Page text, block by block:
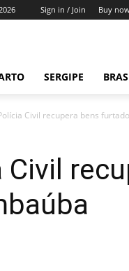
Sign in / Join Buy
SERGIPE
Civil recupera bens
Civil